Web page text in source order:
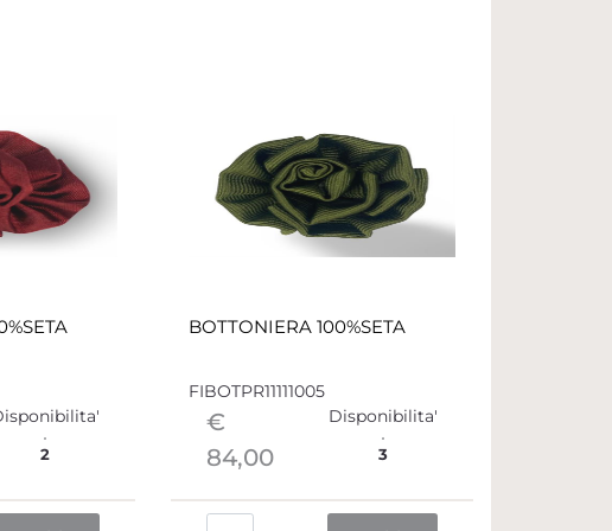
2
BOTTONIERA 100%SETA
FIBOTPR11111005
€
84,00
Disponibilita'
3